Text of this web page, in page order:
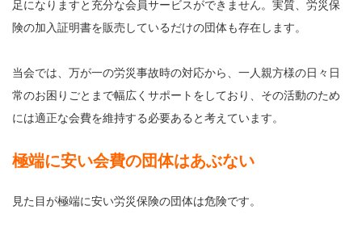
足になりますと充分な会員サービスができません。実質、労災保
険の加入証明書を販売しているだけの団体も存在します。
当会では、万が一の労災事故時の対応から、一人親方様の日々日
常のお困りごとまで幅広くサポートをしており、その活動のため
には適正な会費を維持する必要あると考えています。
極端に安い会費の団体はあぶない
見た目が極端に安い労災保険の団体は危険です。